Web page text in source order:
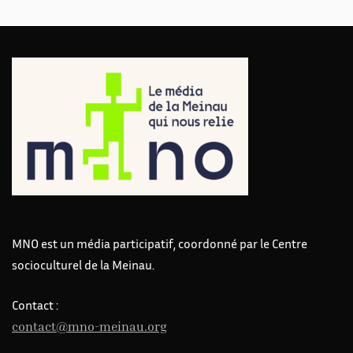
MNO est un média participatif, coordonné par le Centre
socioculturel de la Meinau.
Contact :
contact@mno-meinau.org